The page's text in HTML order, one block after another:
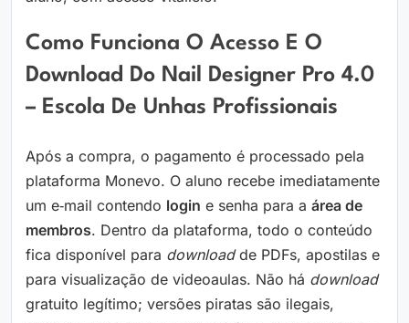
Como Funciona O Acesso E O
Download Do Nail Designer Pro 4.0
– Escola De Unhas Profissionais
Após a compra, o pagamento é processado pela
plataforma Monevo. O aluno recebe imediatamente
um e‑mail contendo login e senha para a área de
membros. Dentro da plataforma, todo o conteúdo
fica disponível para downloadde PDFs, apostilas e
para visualização de videoaulas. Não há download
gratuito legítimo; versões piratas são ilegais,